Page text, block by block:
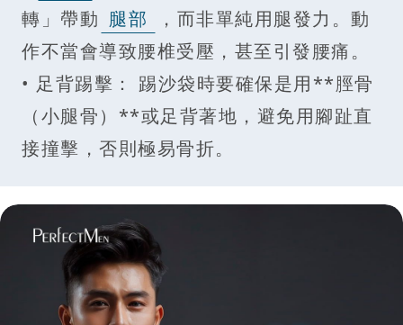
轉」帶動 腿部
，而非單純用腿發力。動
作不當會導致腰椎受壓，甚至引發腰痛。
• 足背踢擊： 踢沙袋時要確保是用**脛骨
（小腿骨）**或足背著地，避免用腳趾直
接撞擊，否則極易骨折。